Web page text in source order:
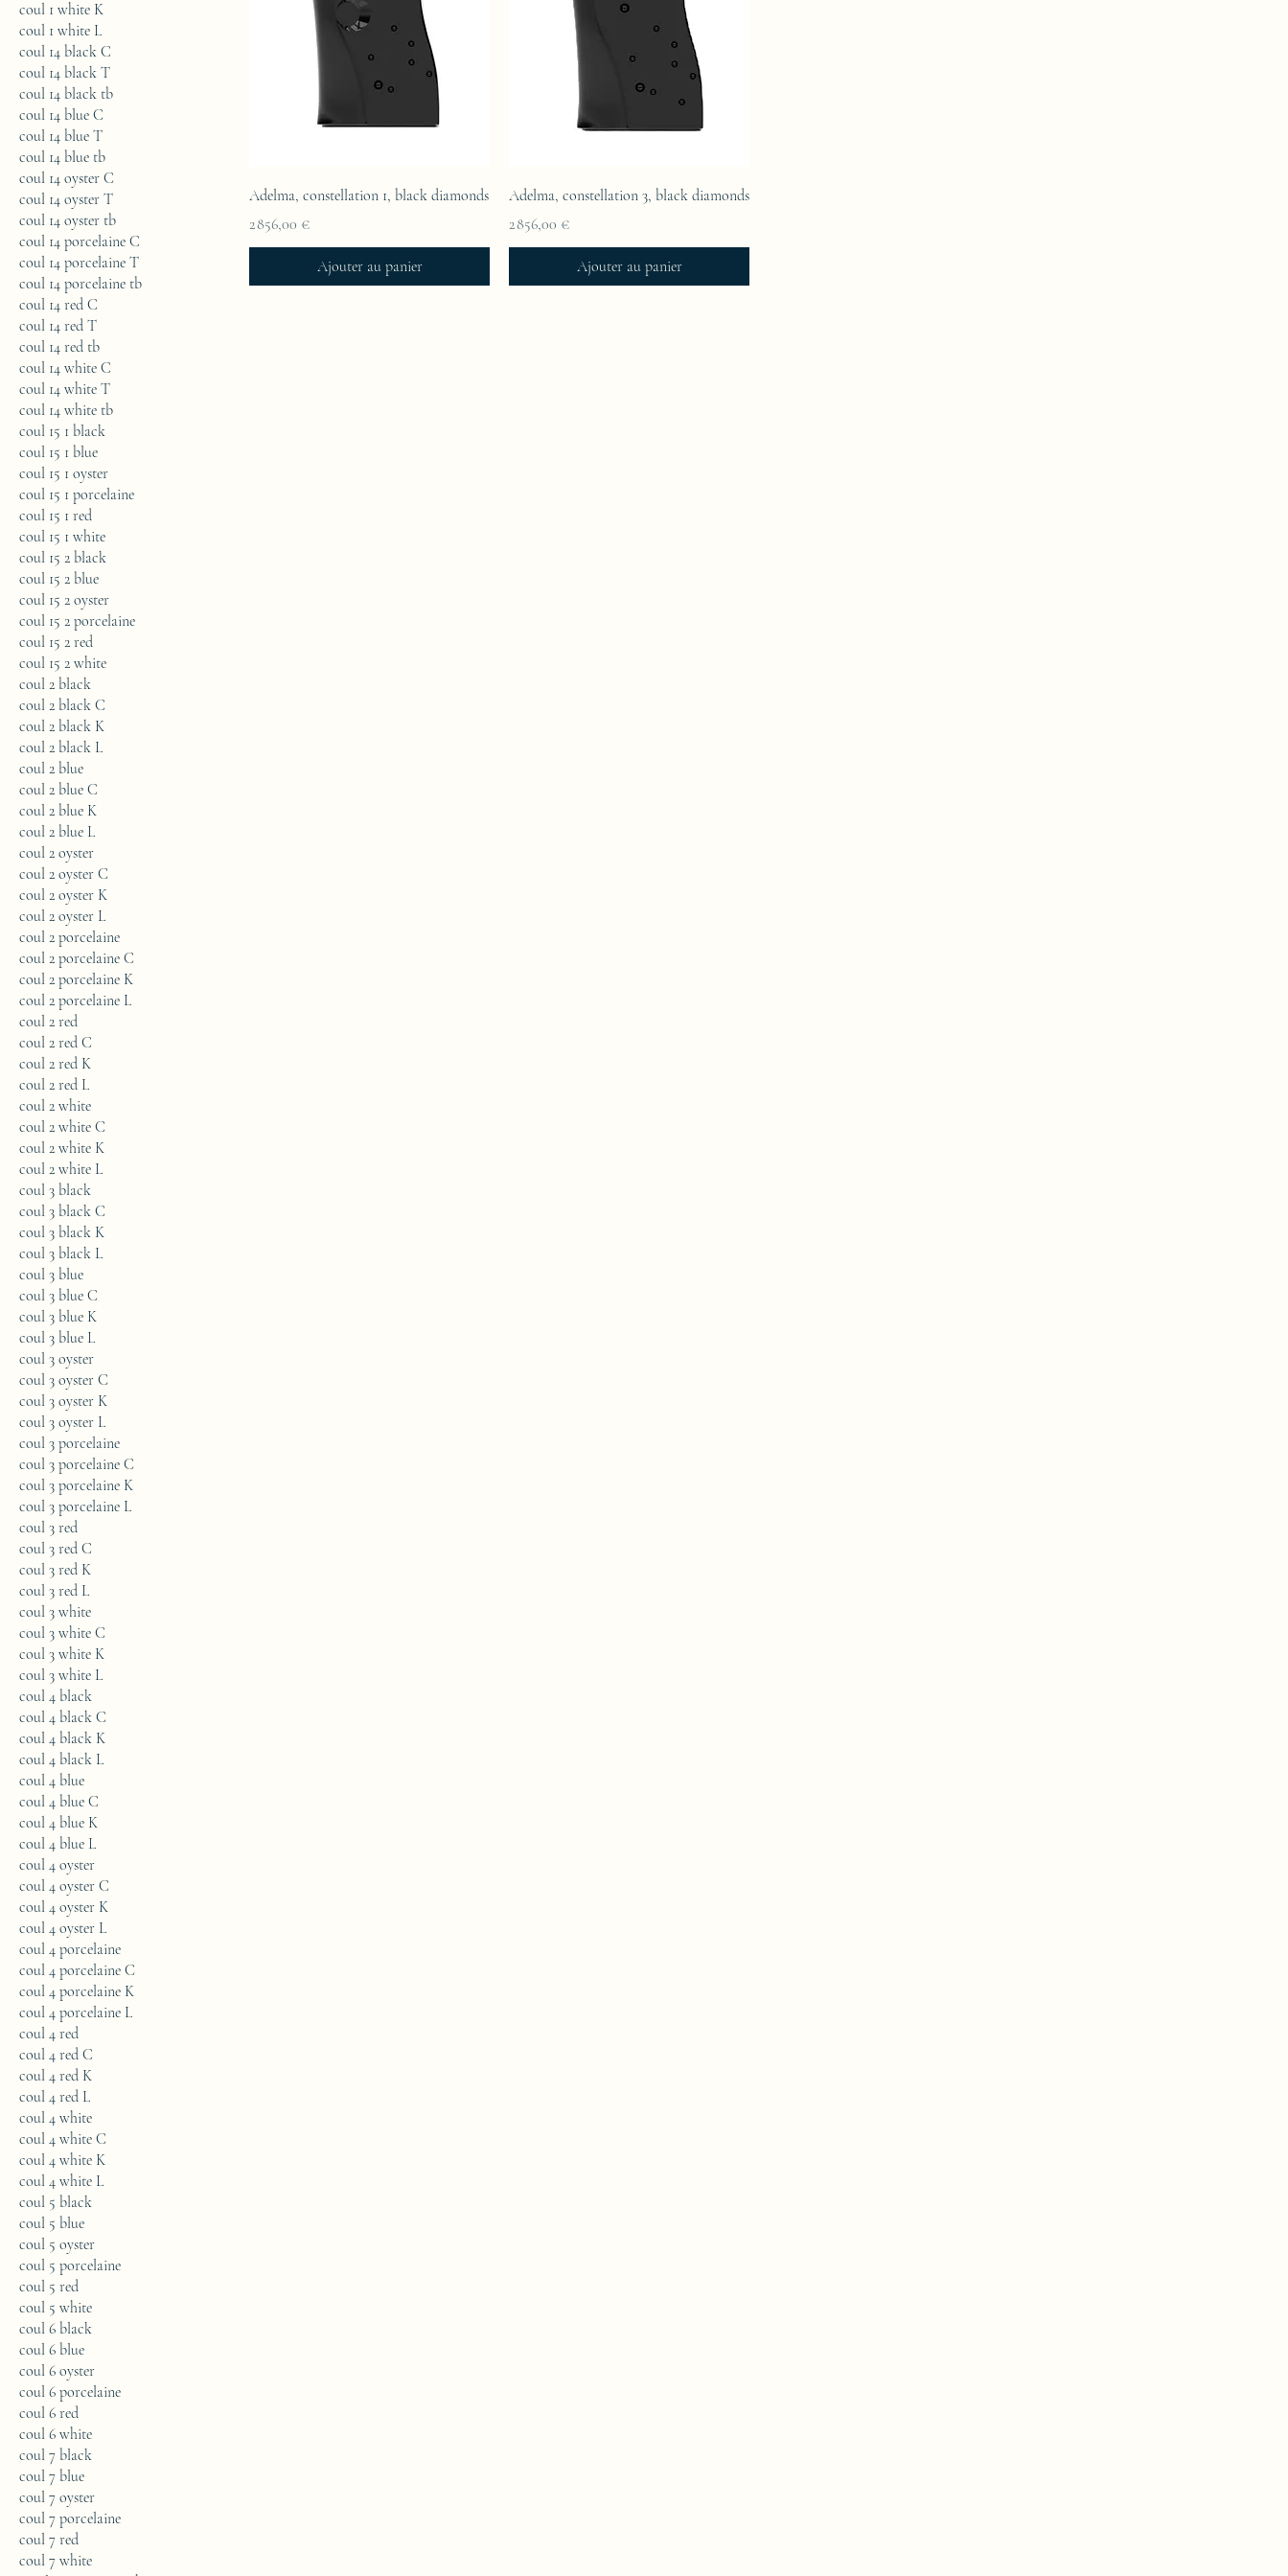
coul 1 white K
coul 1 white L
coul 14 black C
coul 14 black T
coul 14 black tb
coul 14 blue C
coul 14 blue T
coul 14 blue tb
coul 14 oyster C
coul 14 oyster T
coul 14 oyster tb
coul 14 porcelaine C
coul 14 porcelaine T
coul 14 porcelaine tb
coul 14 red C
coul 14 red T
coul 14 red tb
coul 14 white C
coul 14 white T
coul 14 white tb
coul 15 1 black
coul 15 1 blue
coul 15 1 oyster
coul 15 1 porcelaine
coul 15 1 red
coul 15 1 white
coul 15 2 black
coul 15 2 blue
coul 15 2 oyster
coul 15 2 porcelaine
coul 15 2 red
coul 15 2 white
coul 2 black
coul 2 black C
coul 2 black K
coul 2 black L
coul 2 blue
coul 2 blue C
coul 2 blue K
coul 2 blue L
coul 2 oyster
coul 2 oyster C
coul 2 oyster K
coul 2 oyster L
coul 2 porcelaine
coul 2 porcelaine C
coul 2 porcelaine K
coul 2 porcelaine L
coul 2 red
coul 2 red C
coul 2 red K
coul 2 red L
coul 2 white
coul 2 white C
coul 2 white K
coul 2 white L
coul 3 black
coul 3 black C
coul 3 black K
coul 3 black L
coul 3 blue
coul 3 blue C
coul 3 blue K
coul 3 blue L
coul 3 oyster
coul 3 oyster C
coul 3 oyster K
coul 3 oyster L
coul 3 porcelaine
coul 3 porcelaine C
coul 3 porcelaine K
coul 3 porcelaine L
coul 3 red
coul 3 red C
coul 3 red K
coul 3 red L
coul 3 white
coul 3 white C
coul 3 white K
coul 3 white L
coul 4 black
coul 4 black C
coul 4 black K
coul 4 black L
coul 4 blue
coul 4 blue C
coul 4 blue K
coul 4 blue L
coul 4 oyster
coul 4 oyster C
coul 4 oyster K
coul 4 oyster L
coul 4 porcelaine
coul 4 porcelaine C
coul 4 porcelaine K
coul 4 porcelaine L
coul 4 red
coul 4 red C
coul 4 red K
coul 4 red L
coul 4 white
coul 4 white C
coul 4 white K
coul 4 white L
coul 5 black
coul 5 blue
coul 5 oyster
coul 5 porcelaine
coul 5 red
coul 5 white
coul 6 black
coul 6 blue
coul 6 oyster
coul 6 porcelaine
coul 6 red
coul 6 white
coul 7 black
coul 7 blue
coul 7 oyster
coul 7 porcelaine
coul 7 red
coul 7 white
Adelma, constellation 1, black diamonds
Prix
2 856,00 €
Ajouter au panier
Adelma, constellation 3, black diamonds
Prix
2 856,00 €
Ajouter au panier